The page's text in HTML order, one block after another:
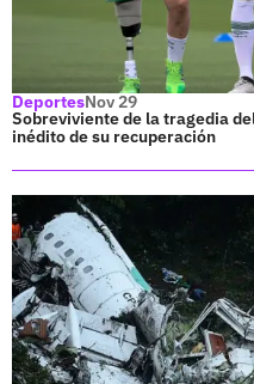
DeportesNov 29
Sobreviviente de la tragedia
inédito de su recuperación